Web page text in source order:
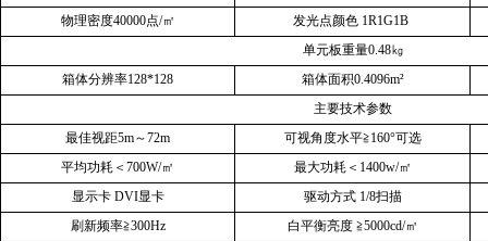
物理密度40000点/㎡ 发光点颜色 1R1G1B
单元板重量0.48㎏
箱体分辨率128*128 箱体面积0.4096m²
主要技术参数
最佳视距5m～72m 可视角度水平≧160°可选
平均功耗＜ 700W/㎡ 最大功耗＜ 1400w/㎡
显示卡 DVI显卡 驱动方式 1/8扫描
刷新频率≧300Hz 白平衡亮度 ≧5000cd/㎡